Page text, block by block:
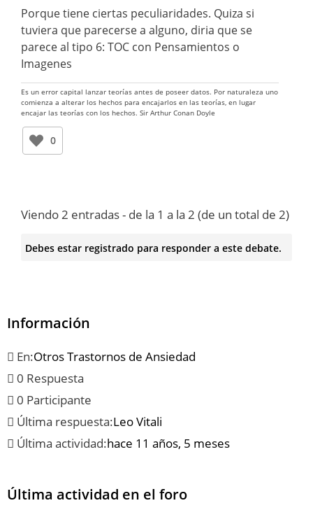
Porque tiene ciertas peculiaridades. Quiza si
tuviera que parecerse a alguno, diria que se
parece al tipo 6: TOC con Pensamientos o
Imagenes
Es un error capital lanzar teorías antes de poseer datos. Por naturaleza uno
comienza a alterar los hechos para encajarlos en las teorías, en lugar
encajar las teorías con los hechos. Sir Arthur Conan Doyle
0
Viendo 2 entradas - de la 1 a la 2 (de un total de 2)
Debes estar registrado para responder a este debate.
Información
En:Otros Trastornos de Ansiedad
0 Respuesta
0 Participante
Última respuesta:Leo Vitali
Última actividad:hace 11 años, 5 meses
Última actividad en el foro